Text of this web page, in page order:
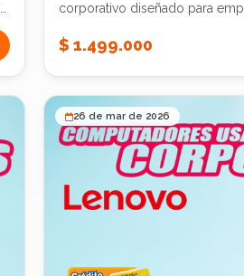
corporativo diseñado para
Intel Core i7 de 9ª generación,
procesadores de hasta 8
empresarial, ideales para uso
Especificaciones técnicas: 🔹
generación (hasta 8 núcleos)
Almacenamiento: 256GB SSD
🔹 Gráficos: Intel UHD 🔹
empresarial ✅ Tamaño
del monitor) ✅ Bajo consumo
$ 1.499.000
26 de mar de 2026